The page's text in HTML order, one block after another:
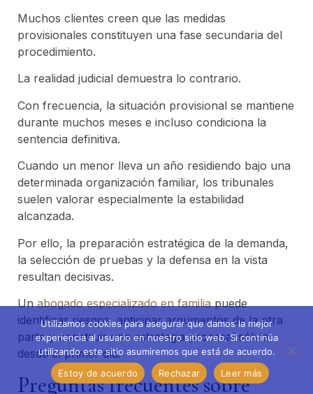
Muchos clientes creen que las medidas
provisionales constituyen una fase secundaria del
procedimiento.
La realidad judicial demuestra lo contrario.
Con frecuencia, la situación provisional se mantiene
durante muchos meses e incluso condiciona la
sentencia definitiva.
Cuando un menor lleva un año residiendo bajo una
determinada organización familiar, los tribunales
suelen valorar especialmente la estabilidad
alcanzada.
Por ello, la preparación estratégica de la demanda,
la selección de pruebas y la defensa en la vista
resultan decisivas.
Unabogado especializado en familiapuede
identificar riesgos, anticipar argumentos de la otra
parte y construir una estrategia procesal sólida
desde el primer día.
Preguntas frecuentes sobre
Utilizamos cookies para asegurar que damos la mejor
experiencia al usuario en nuestro sitio web. Si continúa
utilizando este sitio asumiremos que está de acuerdo.
Estoy de acuerdo
Rechazar Leer más